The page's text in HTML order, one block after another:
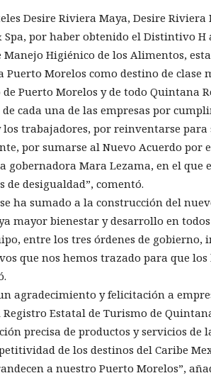
Desire Riviera Maya, Desire Riviera
Spa, por haber obtenido el Distintivo
Higiénico de los Alimentos,
Puerto Morelos como destino de clase
Puerto Morelos y de todo Quintana
cada una de las empresas por
trabajadores, por reinventarse para
por sumarse al Nuevo Acuerdo por
gobernadora Mara Lezama, en el que
desigualdad”, comentó.
ha sumado a la construcción del
mayor bienestar y desarrollo en
entre los tres órdenes de gobierno,
que nos hemos trazado para que los
agradecimiento y felicitación a
Estatal de Turismo de
precisa de productos y servicios de
de los destinos del Caribe
a nuestro Puerto Morelos”,